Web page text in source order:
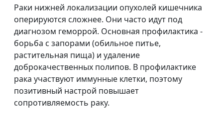
часть)
и Александр Белоногов,
врач-колопроктолог
Рак молочной
железы (первая
часть)
Мария Рожкова, Галина
Задорожная, врач-онколог
и Александр Белоногов,
врач-колопроктолог
Диагностика и
лечение рака
Мария Рожкова, Галина
Задорожная, врач-онколог
Раки нижней локализации опухолей кишечника
оперируются сложнее. Они часто идут под
диагнозом геморрой. Основная профилактика -
борьба с запорами (обильное питье,
растительная пища) и удаление
доброкачественных полипов. В профилактике
рака участвуют иммунные клетки, поэтому
позитивный настрой повышает
сопротивляемость раку.